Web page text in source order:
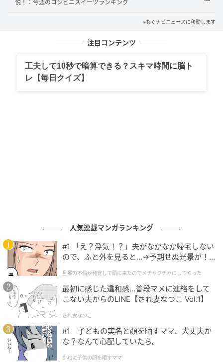
ふんわりとした生地で、ホイップとカスタードクリー
ムを包みました。 カロリー：240kcal
リョーユーパン 北海道練乳ホイップサンド 袋
もぐナビニュース
北海道練乳入りフィリングとホイップを、もっちりと
したパンでサンドしました。豆 カロリー：373kcal
リョーユーパン 北海道ミルクロール 袋1個
悦！：今週のコンビニスイーツランキング
※もぐナビニュースに移動します
注目コンテンツ
工夫して10秒で暗算できる？スキマ時間に脳ト
レ【毎日クイズ】
人気連載マンガランキング
#1 「え？浮気！？」夫がなかなか帰宅しない
ので、ふと外を見ると…→予期せぬ光景が！
クチャにしてやった
旦那の不倫が発覚して頭に来たのでメチャクチャにしてやった
最初に感じた違和感…普段マメに連絡をして
こない夫からのLINE【され妻なつこ Vol.1】
され妻なつこ
#1 子どもの実名と顔を晒すママ、大丈夫か
な？なんて心配していたら。
SNSに子供の顔を晒すママ